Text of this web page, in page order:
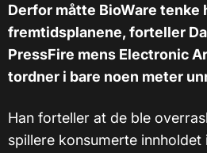
Derfor måtte BioWare tenke
fremtidsplanene, forteller
PressFire mens Electronic
tordner i bare noen meter
Han forteller at de ble
spillere konsumerte innholdet